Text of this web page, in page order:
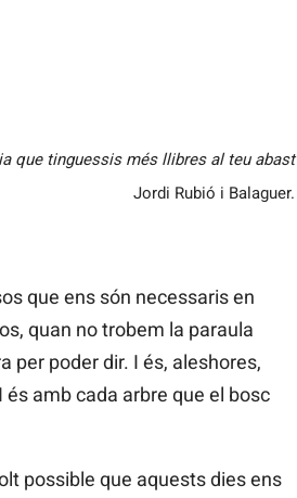
que tinguessis més llibres al teu abast
Jordi Rubió i Balaguer.
que ens són necessaris en
quan no trobem la paraula
per poder dir. I és, aleshores,
amb cada arbre que el bosc
possible que aquests dies ens